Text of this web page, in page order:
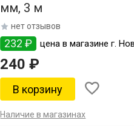
мм, 3 м
нет отзывов
232 ₽ цена в магазине г.
240 ₽
Наличие в магазинах